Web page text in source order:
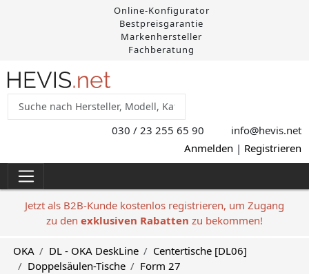
Online-Konfigurator
Bestpreisgarantie
Markenhersteller
Fachberatung
030 / 23 255 65 90 info@hevis.net
Anmelden | Registrieren
Jetzt als B2B-Kunde kostenlos registrieren, um Zugang
zu den exklusiven Rabatten zu bekommen!
OKA DL - OKA DeskLine
Centertische [DL06]
Doppelsäulen-Tische
Form 27